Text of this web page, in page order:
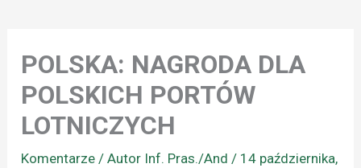
POLSKA: NAGRODA DLA
POLSKICH PORTÓW
LOTNICZYCH
Komentarze / Autor Inf. Pras./And/ 14 października,